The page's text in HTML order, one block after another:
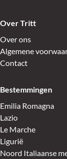
Over Tritt
Over ons
Algemene
Contact
Bestemmingen
Emilia Romagna
Lazio
Le Marche
Ligurië
Noord Italiaanse